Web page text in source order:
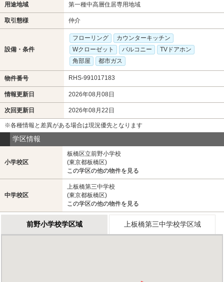
用途地域 第一種中高層住居専用地域
取引態様 仲介
設備・条件
フローリング
カウンターキッチン
Wクローゼット
バルコニー
TVドアホン
角部屋
都市ガス
物件番号 RHS-991017183
情報更新日 2026年08月08日
次回更新日 2026年08月22日
※各種情報と差異がある場合は現況優先となります
学区情報
小学校区
板橋区立前野小学校
(東京都板橋区)
この学区の他の物件を見る
中学校区
上板橋第三中学校
(東京都板橋区)
この学区の他の物件を見る
前野小学校学区域 上板橋第三中学校学区域